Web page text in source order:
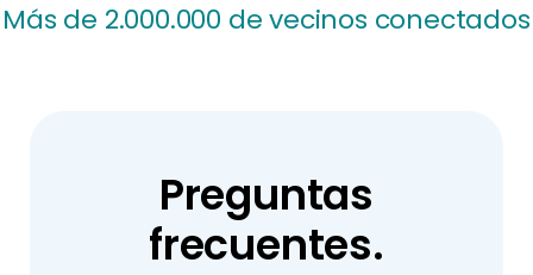
Más de 1.300 Ayuntamientos
Preguntas
frecuentes.